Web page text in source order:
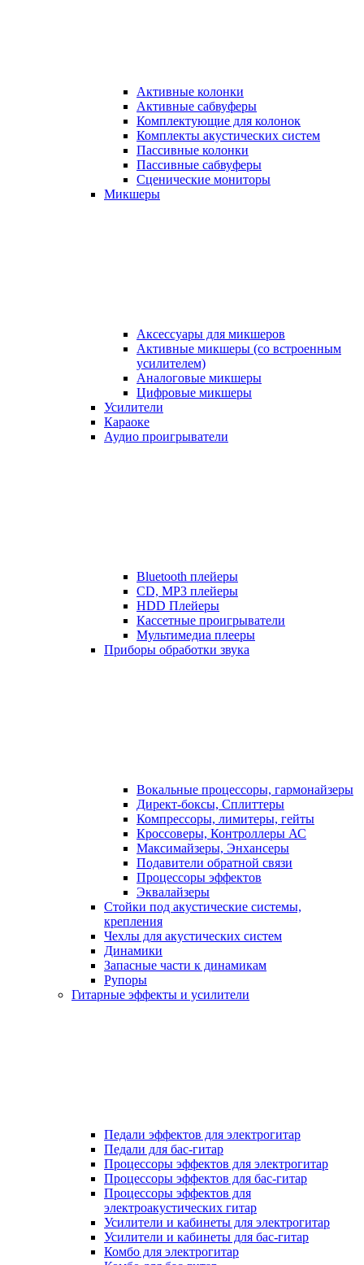
Активные колонки
Активные сабвуферы
Комплектующие для колонок
Комплекты акустических систем
Пассивные колонки
Пассивные сабвуферы
Сценические мониторы
Микшеры
Аксессуары для микшеров
Активные микшеры (со встроенным
усилителем)
Аналоговые микшеры
Цифровые микшеры
Усилители
Караоке
Аудио проигрыватели
Bluetooth плейеры
CD, MP3 плейеры
HDD Плейеры
Кассетные проигрыватели
Мультимедиа плееры
Приборы обработки звука
Вокальные процессоры, гармонайзеры
Директ-боксы, Сплиттеры
Компрессоры, лимитеры, гейты
Кроссоверы, Контроллеры АС
Максимайзеры, Энхансеры
Подавители обратной связи
Процессоры эффектов
Эквалайзеры
Стойки под акустические системы,
крепления
Чехлы для акустических систем
Динамики
Запасные части к динамикам
Рупоры
Гитарные эффекты и усилители
Педали эффектов для электрогитар
Педали для бас-гитар
Процессоры эффектов для электрогитар
Процессоры эффектов для бас-гитар
Процессоры эффектов для
электроакустических гитар
Усилители и кабинеты для электрогитар
Усилители и кабинеты для бас-гитар
Комбо для электрогитар